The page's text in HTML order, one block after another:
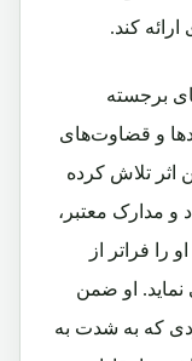
کند.
برجسته
و قضاوت‌های
اثر تلاش کرده
و مدارک معتبر،
را فراتر از
او ضمن
که به شدت به